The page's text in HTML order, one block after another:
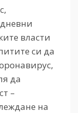
власти
си да
да
–
на